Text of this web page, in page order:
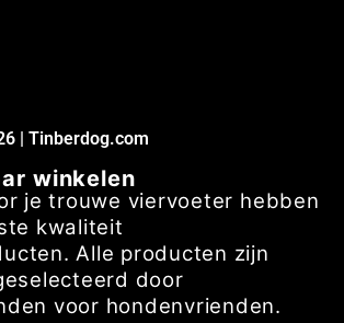
| Tinberdog.com
winkelen
je trouwe viervoeter hebben
kwaliteit
Alle producten zijn
door
voor hondenvrienden.